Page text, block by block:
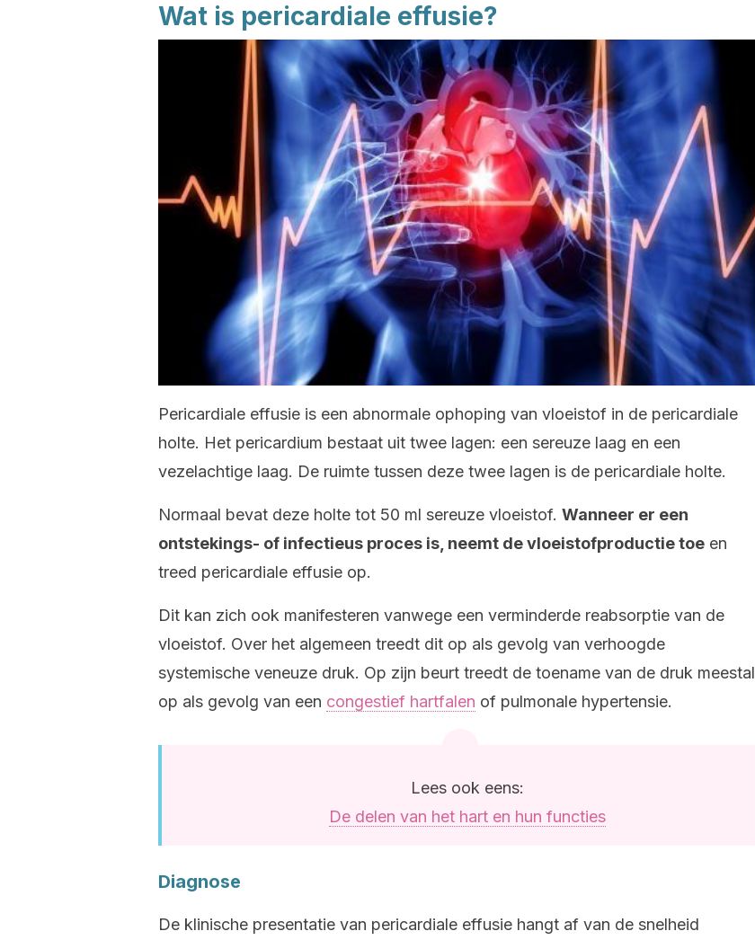
Wat is pericardiale effusie?
Pericardiale effusie is een abnormale ophoping van vloeistof in de pericardiale
holte. Het pericardium bestaat uit twee lagen: een sereuze laag en een
vezelachtige laag. De ruimte tussen deze twee lagen is de pericardiale holte.
Normaal bevat deze holte tot 50 ml sereuze vloeistof. Wanneer er een
ontstekings- of infectieus proces is, neemt de vloeistofproductie toe en
treed pericardiale effusie op.
Dit kan zich ook manifesteren vanwege een verminderde reabsorptie van de
vloeistof. Over het algemeen treedt dit op als gevolg van verhoogde
systemische veneuze druk. Op zijn beurt treedt de toename van de druk meestal
op als gevolg van een congestief hartfalen of pulmonale hypertensie.
Lees ook eens:
De delen van het hart en hun functies
Diagnose
De klinische presentatie van pericardiale effusie hangt af van de snelheid